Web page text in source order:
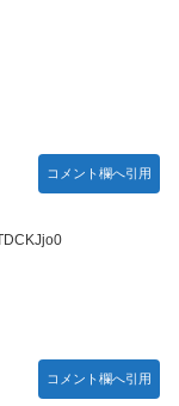
！
本の普通のテレビ
話題に
・・・！
した」売値は生産
たわけｗｗｗｗｗ
ア黒田剛監督が
コメント欄へ引用
コメント欄へ引用